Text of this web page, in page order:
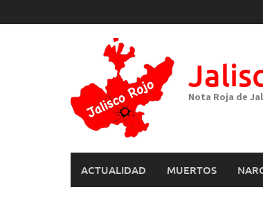
to
Nota Roja de
ACTUALIDAD MUERTOS